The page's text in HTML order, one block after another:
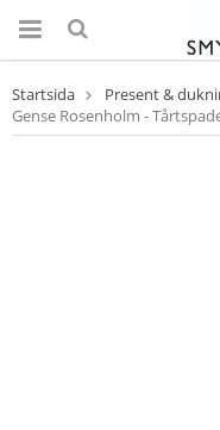
Startsida
Present &
Gense Rosenholm -